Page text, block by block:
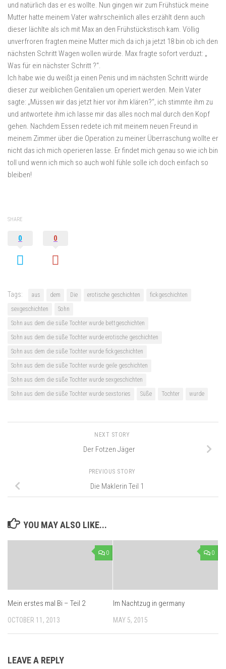
und natürlich das er es wollte. Nun gingen wir zum Frühstück meine
Mutter hatte meinem Vater wahrscheinlich alles erzählt denn auch
dieser lächlte als ich mit Max an den Frühstückstisch kam. Völlig
unverfroren fragten meine Mutter mich da ich ja jetzt 18 bin ob ich den
nächsten Schritt Wagen wollen würde. Max fragte sofort verduzt: „
Was für ein nächster Schritt ?“.
Ich habe wie du weißt ja einen Penis und im nächsten Schritt würde
dieser zur weiblichen Genitalien um operiert werden. Mein Vater
sagte: „Müssen wir das jetzt hier vor ihm klären?“, ich stimmte ihm zu
und antwortete ihm ich lasse mir das alles noch mal durch den Kopf
gehen. Nachdem Essen redete ich mit meinem neuen Freund in
meinem Zimmer über die Operation zu meiner Überraschung wollte er
nicht das ich mich operieren lasse. Er findet mich genau so wie ich bin
toll und wenn ich mich so auch wohl fühle solle ich doch einfach so
bleiben!
SHARE
0 0
Tags: aus dem Die erotische geschichten
fickgeschichten
sexgeschichten
Sohn
Sohn aus dem die süße Tochter wurde bettgeschichten
Sohn aus dem die süße Tochter wurde erotische geschichten
Sohn aus dem die süße Tochter wurde fickgeschichten
Sohn aus dem die süße Tochter wurde geile geschichten
Sohn aus dem die süße Tochter wurde sexgeschichten
Sohn aus dem die süße Tochter wurde sexstories
Süße Tochter wurde
NEXT STORY
Der Fotzen Jäger
PREVIOUS STORY
Die Maklerin Teil 1
YOU MAY ALSO LIKE...
0
Mein erstes mal Bi – Teil 2
OCTOBER 11, 2013
0
Im Nachtzug in germany
MAY 5, 2015
LEAVE A REPLY